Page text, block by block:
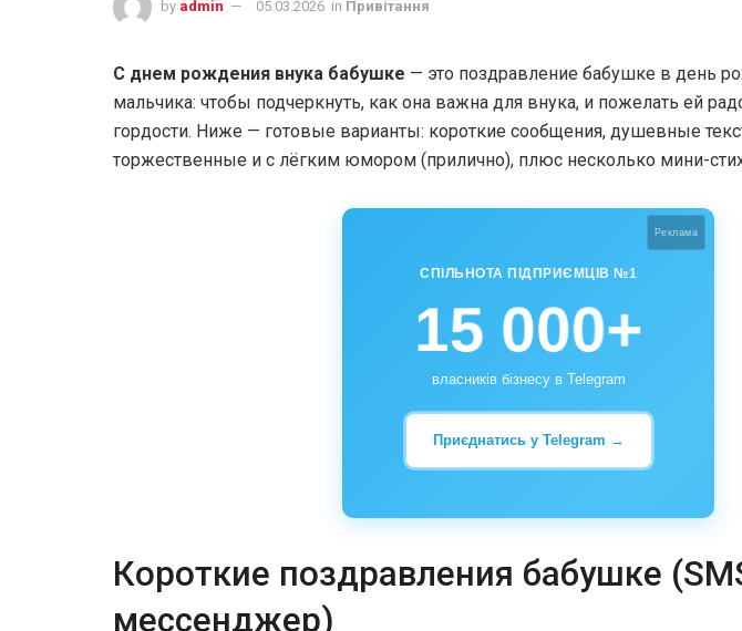
by admin 05.03.2026 in Привітання
С днем рождения внука бабушке — это поздравление бабушке в день
мальчика: чтобы подчеркнуть, как она важна для внука, и пожелать ей
гордости. Ниже — готовые варианты: короткие сообщения, душевные
торжественные и с лёгким юмором (прилично), плюс несколько мини-
Реклама
СПІЛЬНОТА ПІДПРИЄМЦІВ №1
15 000+
власників бізнесу в Telegram
Приєднатись у Telegram →
Короткие поздравления бабушке
мессенджер)